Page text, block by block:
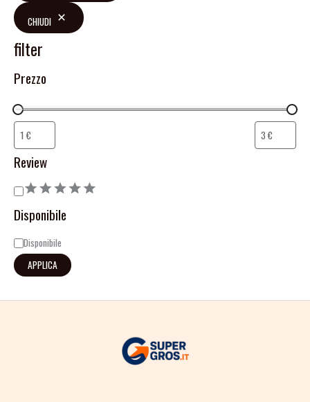
CHIUDI
filter
Prezzo
Review
Disponibile
Disponibile
APPLICA